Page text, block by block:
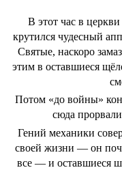
В этот час в
крутился чудесный
Святые, наскоро
этим в оставшиеся
Потом «до войны»
сюда
Гений механики
своей жизни — он
все — и оставшиеся